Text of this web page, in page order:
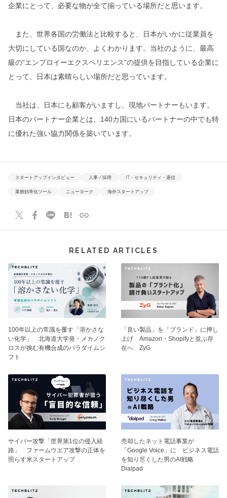
企業にとって、必要な物が全て揃っている場所だと思います。
また、世界各国の労働法と比較すると、日本がいかに従業員を
大切にしている国なのか、よくわかります。当社のように、最高
級の“エンプロイーエクスペリエンス”の提供を目指している企業に
とって、日本は素晴らしい場所だと思っています。
当社は、日本にも顧客がいますし、現地パートナーもいます。
日本のパートナー企業とは、140カ国にいるパートナーの中でも特
に優れた強い協力関係を築いています。
スタートアップインタビュー 人事 / 採用 IT・セキュリティ・通信
業務効率化ツール ニューヨーク 海外スタートアップ
RELATED ARTICLES
100年以上の常識を覆す「溶かさな
い化学」 北海道大学発・メカノク
ロスが挑む有機合成のパラダイムシ
フト
「良い製品」を「ブランド」に押し
上げ Amazon・Shopifyと並ぶ存
在へ ZyG
サイバー攻撃「世界第1位の侵入経
路」 ファームウエア攻撃の正体を
照らす米スタートアップ
売却したネット電話事業が
「Google Voice」に ビジネス電話
を知り尽くした男のAI戦略
Dialpad